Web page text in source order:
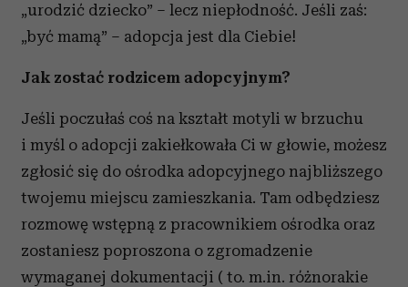
„urodzić dziecko” – lecz niepłodność. Jeśli zaś:
„być mamą” – adopcja jest dla Ciebie!
Jak zostać rodzicem adopcyjnym?
Jeśli poczułaś coś na kształt motyli w brzuchu
i myśl o adopcji zakiełkowała Ci w głowie, możesz
zgłosić się do ośrodka adopcyjnego najbliższego
twojemu miejscu zamieszkania. Tam odbędziesz
rozmowę wstępną z pracownikiem ośrodka oraz
zostaniesz poproszona o zgromadzenie
wymaganej dokumentacji ( to. m.in. różnorakie